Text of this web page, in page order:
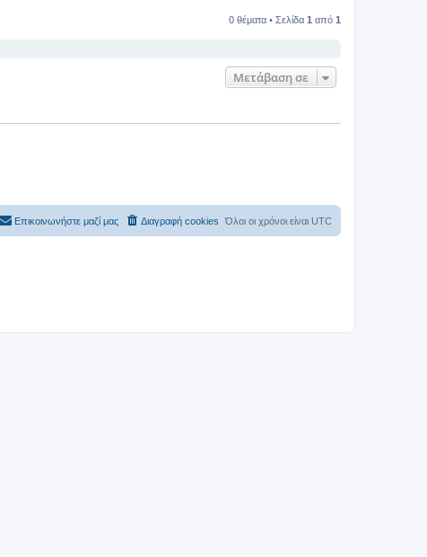
0 θέματα • Σελίδα 1 από 1
Μετάβαση σε
Όλοι οι χρόνοι είναι UTC
Διαγραφή cookies
Επικοινωνήστε μαζί μας